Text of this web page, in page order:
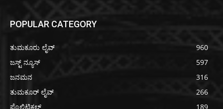
POPULAR CATEGORY
ತುಮಕೂರು ಲೈವ್
960
ಜಸ್ಟ್ ನ್ಯೂಸ್
597
ಜನಮನ
316
ತುಮಕೂರ್ ಲೈವ್
266
ಪೊಲಿಟಿಕಲ್
189